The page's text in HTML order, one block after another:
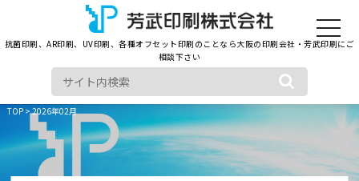
抗菌印刷、AR印刷、UV印刷、各種オフセット印刷のことなら大阪の印刷会社・芳武印刷にご
相談下さい
toggle
TOP> 2026年02月